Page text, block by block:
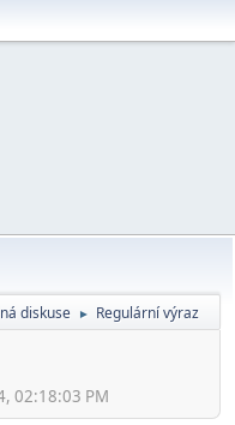
diskuse ► Regulární výraz
02:18:03 PM